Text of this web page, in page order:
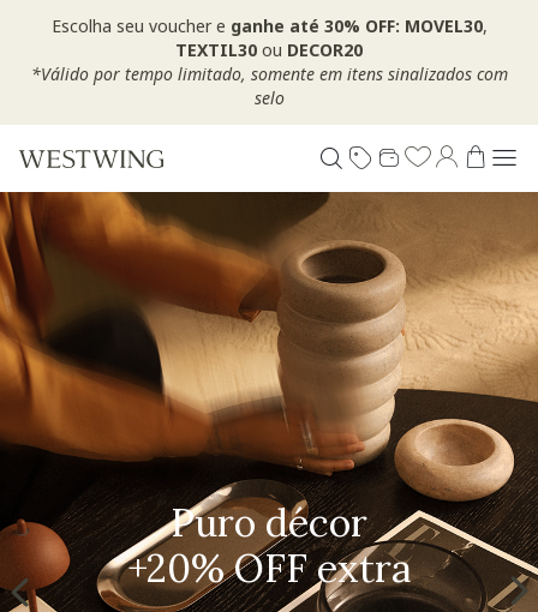
Escolha seu voucher e ganhe até 30% OFF: MOVEL30,
TEXTIL30 ou DECOR20
*Válido por tempo limitado, somente em itens sinalizados com
selo
Puro décor
+20% OFF extra